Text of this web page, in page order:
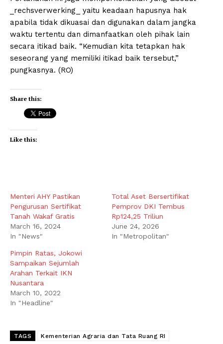
_rechsverwerking_ yaitu keadaan hapusnya hak
apabila tidak dikuasai dan digunakan dalam jangka
waktu tertentu dan dimanfaatkan oleh pihak lain
secara itikad baik. “Kemudian kita tetapkan hak
seseorang yang memiliki itikad baik tersebut,”
pungkasnya. (RO)
Share this:
Like this:
Menteri AHY Pastikan
Pengurusan Sertifikat
Tanah Wakaf Gratis
March 16, 2024
In "News"
Total Aset Bersertifikat
Pemprov DKI Tembus
Rp124,25 Triliun
June 24, 2026
In "Metropolitan"
Pimpin Ratas, Jokowi
Sampaikan Sejumlah
Arahan Terkait IKN
Nusantara
March 10, 2022
In "Headline"
TAGS Kementerian Agraria dan Tata Ruang RI